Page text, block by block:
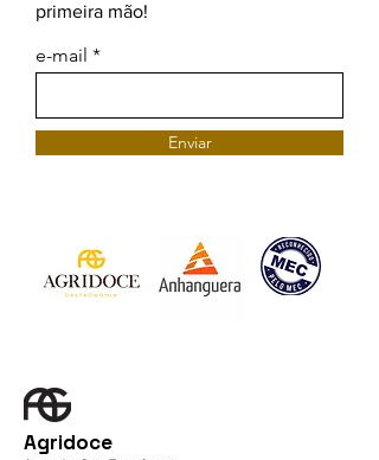
primeira mão!
e-mail
Enviar
Agridoce